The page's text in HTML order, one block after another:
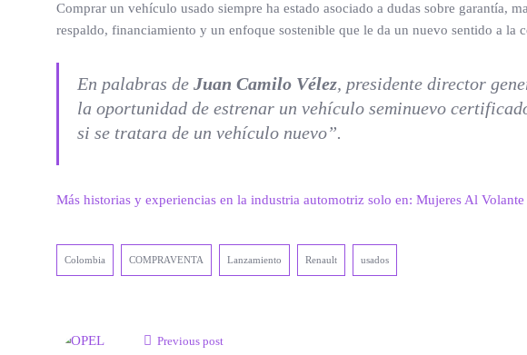
Comprar un vehículo usado siempre ha estado asociado a dudas sobre garantía,
respaldo, financiamiento y un enfoque sostenible que le da un nuevo sentido a la
En palabras de Juan Camilo Vélez, presidente director
la oportunidad de estrenar un vehículo seminuevo
si se tratara de un vehículo nuevo”.
Más historias y experiencias en la industria automotriz solo en: Mujeres Al Volante
Colombia COMPRAVENTA Lanzamiento Renault usados
Previous post